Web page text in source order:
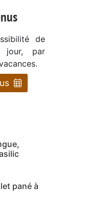
de
jour, par
pané à